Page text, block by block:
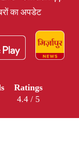
का अपडेट
Ratings
4.4 / 5